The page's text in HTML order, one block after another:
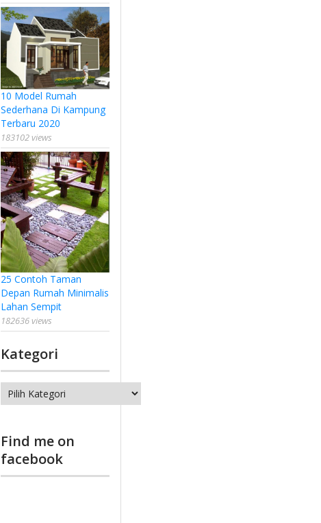
10 Model Rumah
Sederhana Di Kampung
Terbaru 2020
183102 views
25 Contoh Taman
Depan Rumah Minimalis
Lahan Sempit
182636 views
Kategori
Kategori
Find me on
facebook